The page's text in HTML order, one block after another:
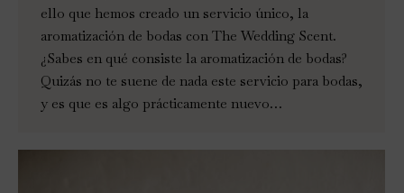
ello que hemos creado un servicio único, la
aromatización de bodas con The Wedding Scent.
¿Sabes en qué consiste la aromatización de bodas?
Quizás no te suene de nada este servicio para bodas,
y es que es algo prácticamente nuevo…